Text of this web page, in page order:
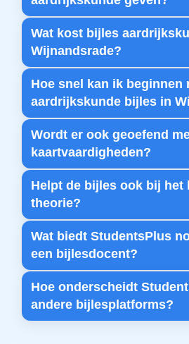
Wat kost bijles
Wijnandsrade?
Hoe snel kan ik beginnen
aardrijkskunde bijles in
Wordt er ook geoefend
kaartvaardigheden?
Helpt de bijles ook bij het
theorie?
Wat biedt StudentsPlus
een bijlesdocent?
Hoe onderscheidt
andere bijlesplatforms?